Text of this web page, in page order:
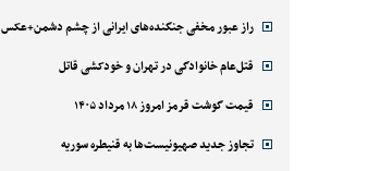
راز عبور مخفی جنگنده‌های ایرانی از چشم دشمن+عکس
قتل‌‌عام خانوادگی در تهران و خودکشی قاتل
قیمت گوشت قرمز امروز ۱۸ مرداد ۱۴۰۵
تجاوز جدید صهیونیست‌ها به قنیطره سوریه